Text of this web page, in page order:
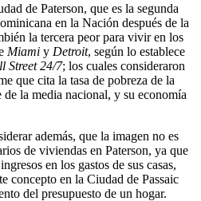
de Paterson, que es la segunda
en la Nación después de la
la tercera peor para vivir en los
Miami y Detroit, según lo establece
Street 24/7; los cuales consideraron
que cita la tasa de pobreza de la
la media nacional, y su economía
además, que la imagen no es
de viviendas en Paterson, ya que
en los gastos de sus casas,
concepto en la Ciudad de Passaic
del presupuesto de un hogar.